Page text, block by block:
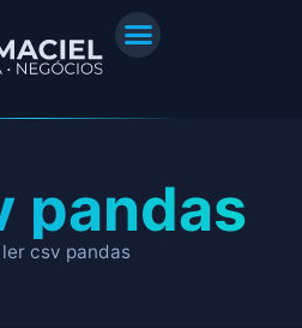
pandas
ler csv pandas